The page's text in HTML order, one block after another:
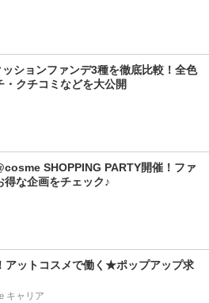
ションファンデ3種を徹底比較！全色
・クチコミなどを大公開
SHOPPING PARTY開催！ファ
得な企画をチェック♪
アットコスメで働く★ポップアップ求
キャリア